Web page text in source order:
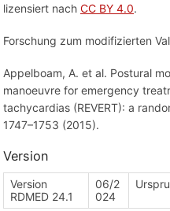
lizensiert nach CC BY 4.0.
Forschung zum modifizierten
Appelboam, A. et al. Postural
manoeuvre for emergency
tachycardias (REVERT): a
1747–1753 (2015).
Version
Version
RDMED 24.1
06/2
024